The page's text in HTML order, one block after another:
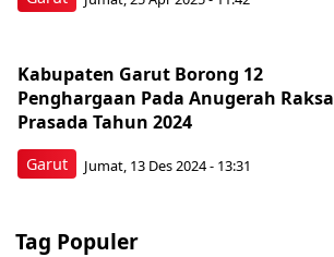
Garut
Kabupaten Garut Borong 12
Penghargaan Pada Anugerah Raksa
Prasada Tahun 2024
Jumat, 13 Des 2024 - 13:31
Tag Populer